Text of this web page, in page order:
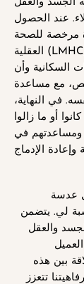
الجسد والعقل
عند الحصول
مرخصة للصحة
العقلية (LMHC) في المستقبل، آمل أن
السكانية وأن
مع مساعدة
في النهاية،
أو ما زالوا
ومساعدتهم في
عدسة
لي. يتضمن
والعقل
بين هذه
تتعزز